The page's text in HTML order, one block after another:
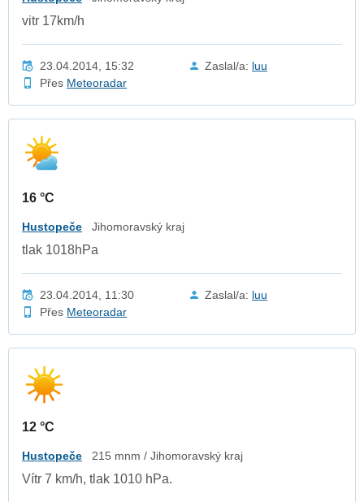
vitr 17km/h
23.04.2014, 15:32 Zaslal/a: luu
Přes Meteoradar
16 °C
Hustopeče Jihomoravský kraj
tlak 1018hPa
23.04.2014, 11:30 Zaslal/a: luu
Přes Meteoradar
12 °C
Hustopeče 215 mnm / Jihomoravský kraj
Vítr 7 km/h, tlak 1010 hPa.